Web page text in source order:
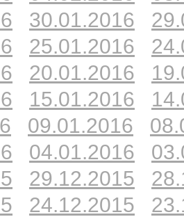
30.01.2016
25.01.2016
20.01.2016
15.01.2016
09.01.2016
04.01.2016
29.12.2015
24.12.2015